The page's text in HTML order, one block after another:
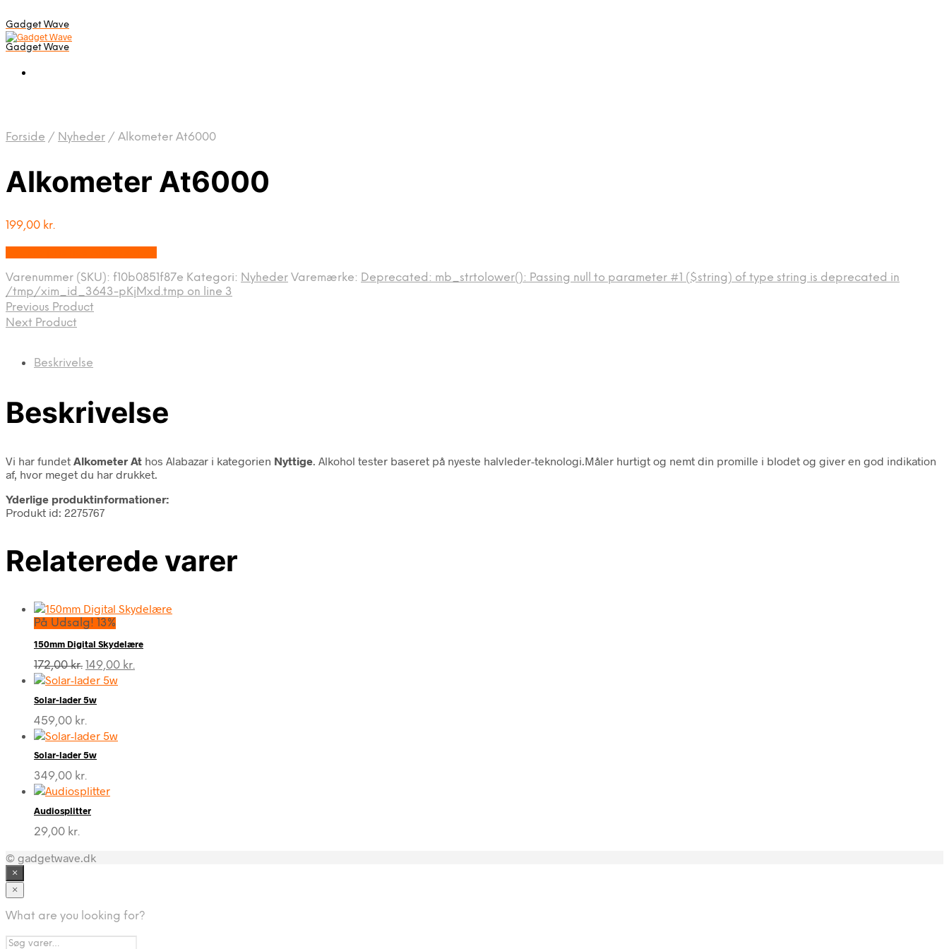
Gadget Wave
Gadget Wave
Forside / Nyheder / Alkometer At6000
Alkometer At6000
199,00 kr.
Varenummer (SKU): f10b0851f87e Kategori: Nyheder Varemærke: Deprecated: mb_strtolower(): Passing null to parameter #1 ($string) of type string is deprecated in
/tmp/xim_id_3643-pKjMxd.tmp on line 3
Previous Product
Next Product
Beskrivelse
Beskrivelse
Vi har fundet Alkometer At hos Alabazar i kategorien Nyttige . Alkohol tester baseret på nyeste halvleder-teknologi.Måler hurtigt og nemt din promille i blodet og giver en god indikation
af, hvor meget du har drukket.
Yderlige produktinformationer:
Produkt id: 2275767
Relaterede varer
På Udsalg! 13%
150mm Digital Skydelære
172,00kr. Den
oprindelige
var:
149,00 kr.
Solar-lader 5w
459,00 kr.
Solar-lader 5w
349,00 kr.
Audiosplitter
29,00 kr.
© gadgetwave.dk
×
×
What are you looking for?